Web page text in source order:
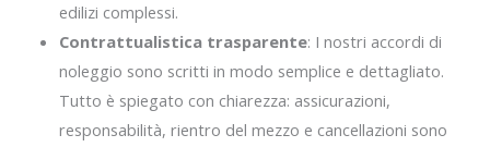
edilizi complessi.
Contrattualistica trasparente: I nostri accordi di
noleggio sono scritti in modo semplice e dettagliato.
Tutto è spiegato con chiarezza: assicurazioni,
responsabilità, rientro del mezzo e cancellazioni sono